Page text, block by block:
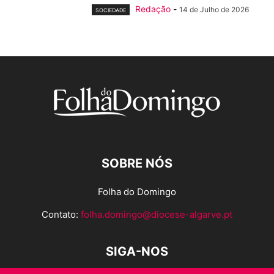
SOCIEDADE Redação - 14 de Julho de 2026
SOBRE NÓS
Folha do Domingo
Contato: folha.domingo@diocese-algarve.pt
SIGA-NOS